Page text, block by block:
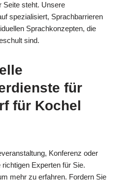
Seite steht. Unsere
spezialisiert, Sprachbarrieren
Sprachkonzepten, die
sind.
für
für Kochel
Konferenz oder
richtigen Experten für Sie.
mehr zu erfahren. Fordern Sie